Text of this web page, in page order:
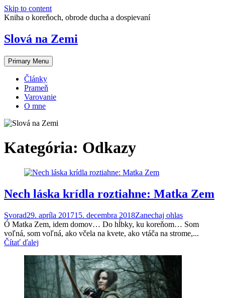
Skip to content
Kniha o koreňoch, obrode ducha a dospievaní
Slová na Zemi
Primary Menu
Články
Prameň
Varovanie
O mne
Kategória: Odkazy
Nech láska krídla roztiahne: Matka Zem
Svorad29. apríla 201715. decembra 2018Zanechaj ohlas
Ó Mat­ka Zem, idem domov… Do hĺbky, ku koreňom… Som
voľná, som voľná, ako včela na kvete, ako vtáča na strome,...
Čítať ďalej